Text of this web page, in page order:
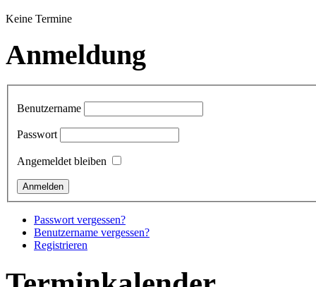
Keine Termine
Anmeldung
Benutzername
Passwort
Angemeldet bleiben
Passwort vergessen?
Benutzername vergessen?
Registrieren